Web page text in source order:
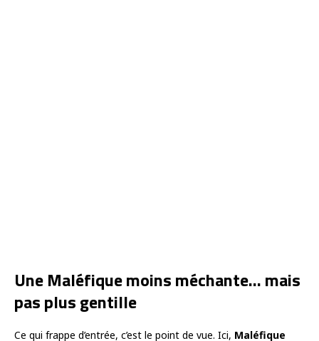
Une Maléfique moins méchante… mais
pas plus gentille
Ce qui frappe d’entrée, c’est le point de vue. Ici, Maléfique